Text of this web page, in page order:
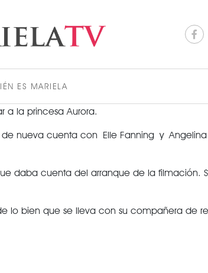
ES MARIELA
ACTUALIDAD
a la princesa Aurora.
nueva cuenta con Elle Fanning y Angelina
daba cuenta del arranque de la
lo bien que se lleva con su compañera de